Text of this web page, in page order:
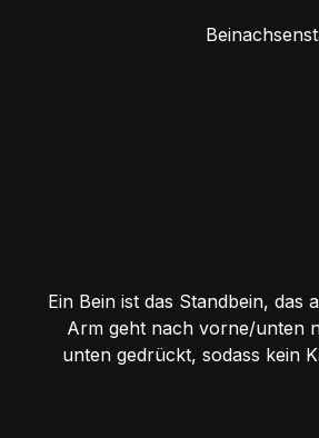
Ein Bein ist das Standbein,
Arm geht nach vorne/unten
unten gedrückt, sodass kein